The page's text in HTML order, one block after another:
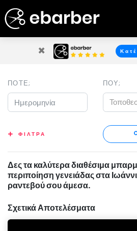
×
ΠΟΤΕ; ΠΟΥ;
ΦΙΛΤΡΑ
Δες τα καλύτερα διαθέσιμα
περιποίηση γενειάδας στα
ραντεβού σου άμεσα.
Σχετικά Αποτελέσματα